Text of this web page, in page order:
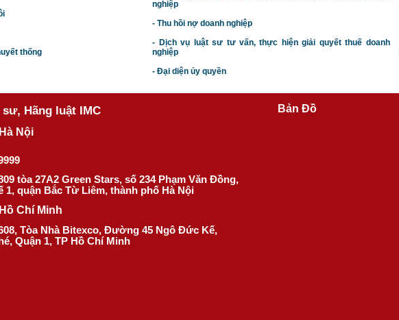
thống
nghiệp
- Thu hồi nợ doanh nghiệp
- Dịch vụ luật sư tư vấn, thực hiện giải quyết thuế doanh
nghiệp
- Đại diện ủy quyền
Hãng luật IMC
Nội
tòa 27A2 Green Stars, số 234 Phạm Văn Đồng,
1, quận Bắc Từ Liêm, thành phố Hà Nội
Chí Minh
Tòa Nhà Bitexco, Đường 45 Ngô Đức Kế,
Quận 1, TP Hồ Chí Minh
Bản Đồ